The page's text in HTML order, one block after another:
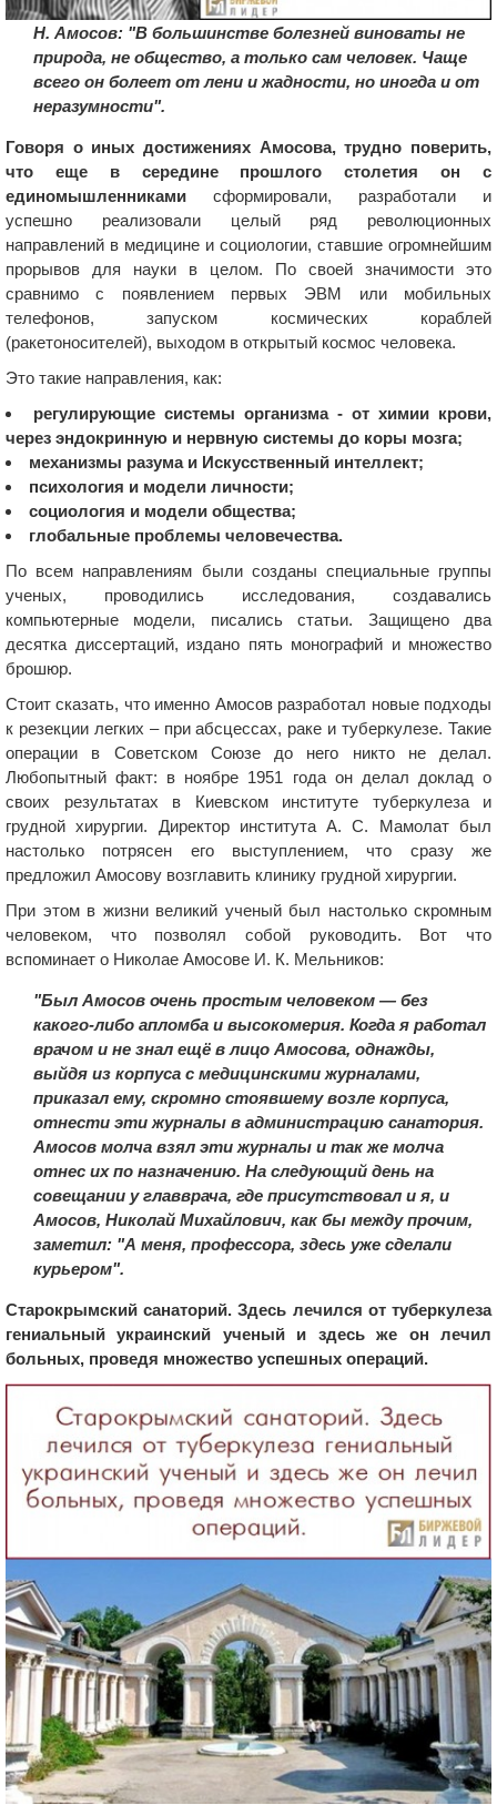
Н. Амосов: "В большинстве болезней виноваты не
природа, не общество, а только сам человек. Чаще
всего он болеет от лени и жадности, но иногда и от
неразумности".
Говоря о иных достижениях Амосова, трудно поверить,
что еще в середине прошлого столетия он с
единомышленниками сформировали, разработали и
успешно реализовали целый ряд революционных
направлений в медицине и социологии, ставшие огромнейшим
прорывов для науки в целом. По своей значимости это
сравнимо с появлением первых ЭВМ или мобильных
телефонов, запуском космических кораблей
(ракетоносителей), выходом в открытый космос человека.
Это такие направления, как:
регулирующие системы организма - от химии крови,
через эндокринную и нервную системы до коры мозга;
механизмы разума и Искусственный интеллект;
психология и модели личности;
социология и модели общества;
глобальные проблемы человечества.
По всем направлениям были созданы специальные группы
ученых, проводились исследования, создавались
компьютерные модели, писались статьи. Защищено два
десятка диссертаций, издано пять монографий и множество
брошюр.
Стоит сказать, что именно Амосов разработал новые подходы
к резекции легких – при абсцессах, раке и туберкулезе. Такие
операции в Советском Союзе до него никто не делал.
Любопытный факт: в ноябре 1951 года он делал доклад о
своих результатах в Киевском институте туберкулеза и
грудной хирургии. Директор института А. С. Мамолат был
настолько потрясен его выступлением, что сразу же
предложил Амосову возглавить клинику грудной хирургии.
При этом в жизни великий ученый был настолько скромным
человеком, что позволял собой руководить. Вот что
вспоминает о Николае Амосове И. К. Мельников:
"Был Амосов очень простым человеком — без
какого-либо апломба и высокомерия. Когда я работал
врачом и не знал ещё в лицо Амосова, однажды,
выйдя из корпуса с медицинскими журналами,
приказал ему, скромно стоявшему возле корпуса,
отнести эти журналы в администрацию санатория.
Амосов молча взял эти журналы и так же молча
отнес их по назначению. На следующий день на
совещании у главврача, где присутствовал и я, и
Амосов, Николай Михайлович, как бы между прочим,
заметил: "А меня, профессора, здесь уже сделали
курьером".
Старокрымский санаторий. Здесь лечился от туберкулеза
гениальный украинский ученый и здесь же он лечил
больных, проведя множество успешных операций.